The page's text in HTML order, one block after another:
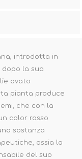
introdotta in
dopo la sua
ovato
pianta produce
che con la
color rosso
sostanza
ossia la
del suo